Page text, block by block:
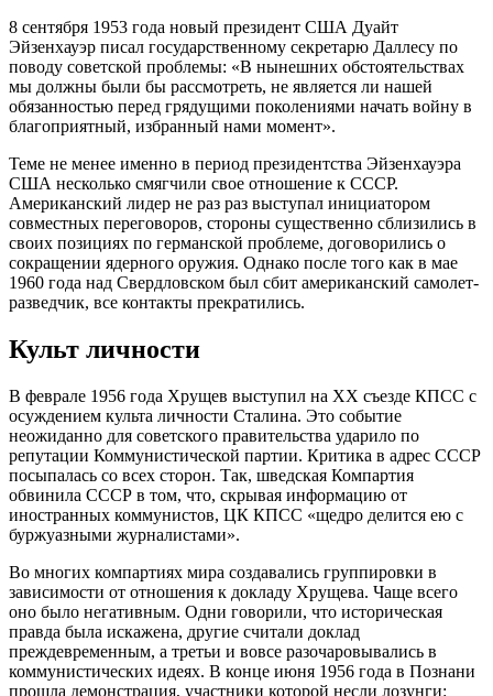
8 сентября 1953 года новый президент США Дуайт
Эйзенхауэр писал государственному секретарю Даллесу по
поводу советской проблемы: «В нынешних обстоятельствах
мы должны были бы рассмотреть, не является ли нашей
обязанностью перед грядущими поколениями начать войну в
благоприятный, избранный нами момент».
Теме не менее именно в период президентства Эйзенхауэра
США несколько смягчили свое отношение к СССР.
Американский лидер не раз раз выступал инициатором
совместных переговоров, стороны существенно сблизились в
своих позициях по германской проблеме, договорились о
сокращении ядерного оружия. Однако после того как в мае
1960 года над Свердловском был сбит американский самолет-
разведчик, все контакты прекратились.
Культ личности
В феврале 1956 года Хрущев выступил на XX съезде КПСС с
осуждением культа личности Сталина. Это событие
неожиданно для советского правительства ударило по
репутации Коммунистической партии. Критика в адрес СССР
посыпалась со всех сторон. Так, шведская Компартия
обвинила СССР в том, что, скрывая информацию от
иностранных коммунистов, ЦК КПСС «щедро делится ею с
буржуазными журналистами».
Во многих компартиях мира создавались группировки в
зависимости от отношения к докладу Хрущева. Чаще всего
оно было негативным. Одни говорили, что историческая
правда была искажена, другие считали доклад
преждевременным, а третьи и вовсе разочаровывались в
коммунистических идеях. В конце июня 1956 года в Познани
прошла демонстрация, участники которой несли лозунги: